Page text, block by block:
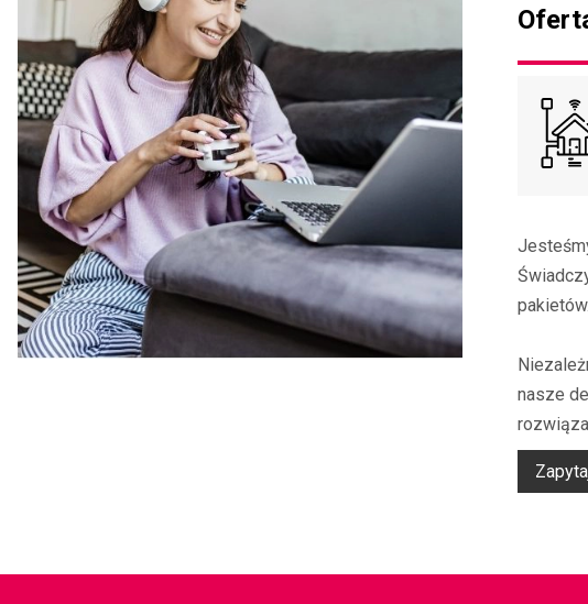
pakietów.
nasze